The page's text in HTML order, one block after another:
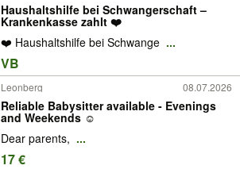
Haushaltshilfe bei Schwangerschaft –
Krankenkasse zahlt ❤️
❤️ Haushaltshilfe bei Schwange ...
VB
Leonberg 08.07.2026
Reliable Babysitter available - Evenings
and Weekends ☺️
Dear parents, ...
17 €